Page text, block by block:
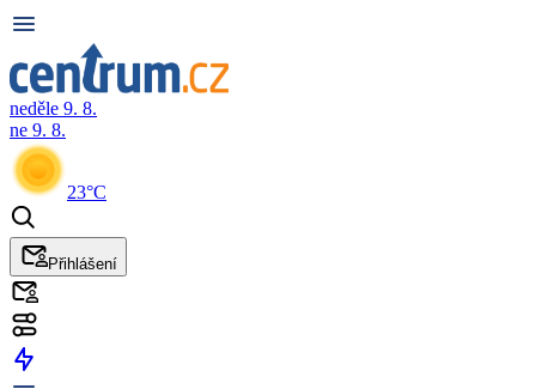
neděle 9. 8.
ne 9. 8.
23°C
Přihlášení